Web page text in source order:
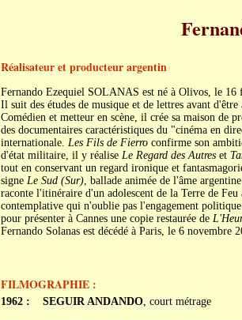
Réalisateur et producteur argentin
Fernando Ezequiel SOLANAS est né à Olivos, le 16
Il suit des études de musique et de lettres avant
Comédien et metteur en scène, il crée sa maison de
des documentaires caractéristiques du "cinéma en
internationale. Les Fils de Fierroconfirme son
d'état militaire, il y réalise Le Regard des Autreset
tout en conservant un regard ironique et
signe Le Sud (Sur), ballade animée de l'âme
raconte l'itinéraire d'un adolescent de la Terre de
contemplative qui n'oublie pas l'engagement
pour présenter à Cannes une copie restaurée de
Fernando Solanas est décédé à Paris, le 6 novembre
FILMOGRAPHIE :
1962 : SEGUIR ANDANDO, court métrage